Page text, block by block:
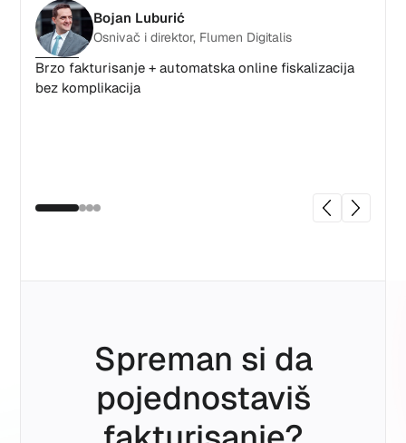
Bojan Luburić
Osnivač i direktor, Flumen Digitalis
Brzo fakturisanje + automatska online fiskalizacija
bez komplikacija
Spreman si da
pojednostaviš